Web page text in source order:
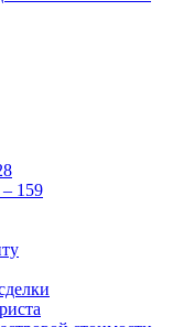
159